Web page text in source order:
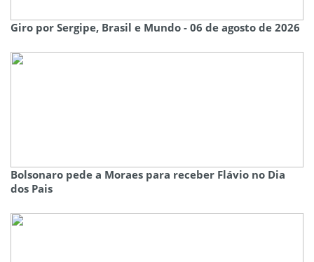
Giro por Sergipe, Brasil e Mundo - 06 de agosto de 2026
Bolsonaro pede a Moraes para receber Flávio no Dia
dos Pais